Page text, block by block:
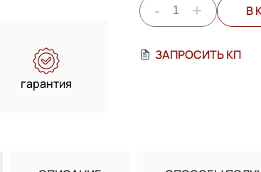
гарантия
- + В
ЗАПРОСИТЬ КП